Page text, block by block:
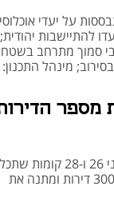
על יעדי
להתיישבות
סמוך מתרחב בשטח
מינהל התכנון:
מספר
הוועדה המחוזית חיפה תדון בתוכנית לשני מגדלים בני 26 ו-28
570 דירות ומגדלי תעסוקה. העירייה דורשת לקצץ ל-300 דירות ומתנה את